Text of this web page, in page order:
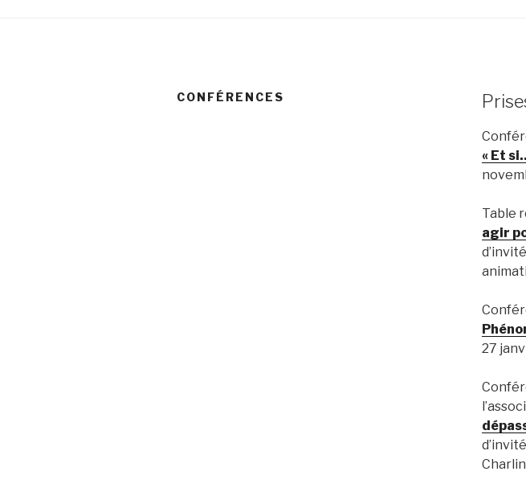
CONFÉRENCES
« Et
Table
agir
27